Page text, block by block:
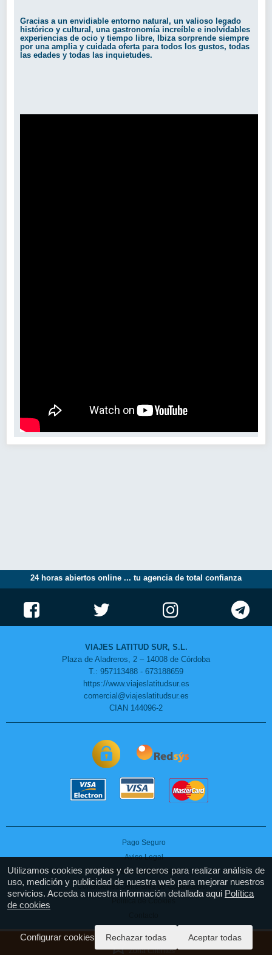
Zona Clientes
Utilizamos cookies propias y de terceros para realizar análisis de
uso, medición y publicidad de nuestra web para mejorar nuestros
servicios. Acceda a nuestra información detallada aqui Política
de cookies
Configurar cookies Rechazar todas Aceptar todas
Gracias a un envidiable entorno natural, un valioso legado
histórico y cultural, una gastronomía increíble e inolvidables
experiencias de ocio y tiempo libre, Ibiza sorprende siempre
por una amplia y cuidada oferta para todos los gustos, todas
las edades y todas las inquietudes.
24 horas abiertos online ... tu agencia de total confianza
VIAJES LATITUD SUR, S.L.
Plaza de Aladreros, 2 – 14008 de Córdoba
T.: 957113488 - 673188659
https://www.viajeslatitudsur.es
comercial@viajeslatitudsur.es
CIAN 144096-2
Pago Seguro
Aviso Legal
Política de Privacidad
Condiciones Generales de Contratación